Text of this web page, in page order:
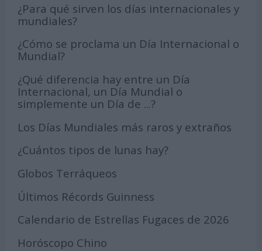
¿Para qué sirven los días internacionales y
mundiales?
¿Cómo se proclama un Día Internacional o
Mundial?
¿Qué diferencia hay entre un Día
Internacional, un Día Mundial o
simplemente un Día de ...?
Los Días Mundiales más raros y extraños
¿Cuántos tipos de lunas hay?
Globos Terráqueos
Últimos Récords Guinness
Calendario de Estrellas Fugaces de 2026
Horóscopo Chino